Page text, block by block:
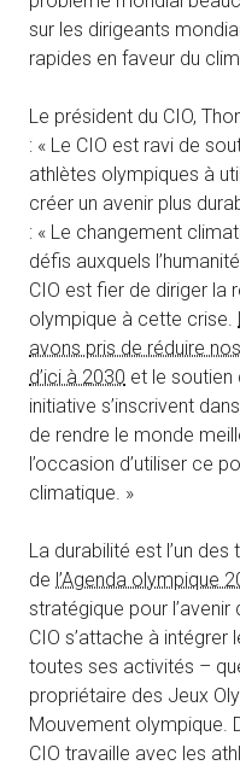
sur les dirigeants
rapides en faveur du
Le président du CIO,
: « Le CIO est ravi de
athlètes olympiques à
créer un avenir plus
: « Le changement
défis auxquels
CIO est fier de diriger la
olympique à cette crise.
avons pris de réduire
d’ici à 2030 et le
initiative s’inscrivent
de rendre le monde
l’occasion d’utiliser ce
climatique. »
La durabilité est l’un
de l’Agenda olympique
stratégique pour
CIO s’attache à intégrer
toutes ses activités –
propriétaire des Jeux
Mouvement olympique.
CIO travaille avec les